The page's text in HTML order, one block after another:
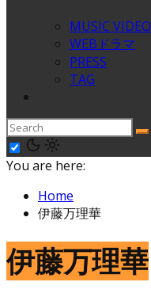
MUSIC VIDEO
WEBドラマ
PRESS
TAG
You are here:
Home
伊藤万理華
伊藤万理華